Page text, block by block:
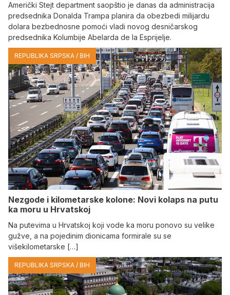
Američki Stejt department saopštio je danas da administracija
predsednika Donalda Trampa planira da obezbedi milijardu
dolara bezbednosne pomoći vladi novog desničarskog
predsednika Kolumbije Abelarda de la Esprijelje.
REPUBLIKA SRPSKA / BIH
Nezgode i kilometarske kolone: Novi kolaps na putu
ka moru u Hrvatskoj
Na putevima u Hrvatskoj koji vode ka moru ponovo su velike
gužve, a na pojedinim dionicama formirale su se
višekilometarske […]
REPUBLIKA SRPSKA / BIH